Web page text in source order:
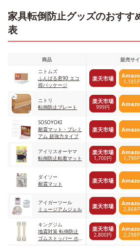
家具転倒防止グッズのおすす
表
商品 販売サ
ニトムズ
ふんばる君90 エコ
得パッケージ
楽天市場 1,185
ニトリ
転倒防止プレート
楽天市場
999円
SOSOYOKI
耐震マット・プレミ
アム 超強力タイプ
楽天市場
アイリスオーヤマ
転倒防止粘着マット
楽天市場
1,700円 1,790
ダイソー
耐震マット
楽天市場
アイガーツール
ミュージアムジェル
楽天市場 2,868
キングジム
地震対策 転倒防止
ゴムストッパー ホ
楽天市場
2,800円 2,298